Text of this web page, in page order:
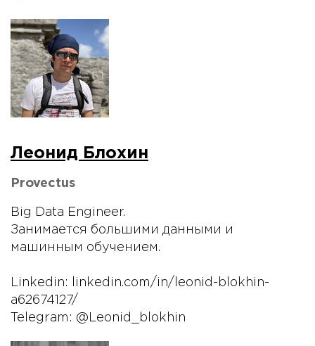
Леонид Блохин
Provectus
Big Data Engineer.
Занимается большими данными и
машинным обучением.
Linkedin: linkedin.com/in/leonid-blokhin-
a62674127/
Telegram: @Leonid_blokhin